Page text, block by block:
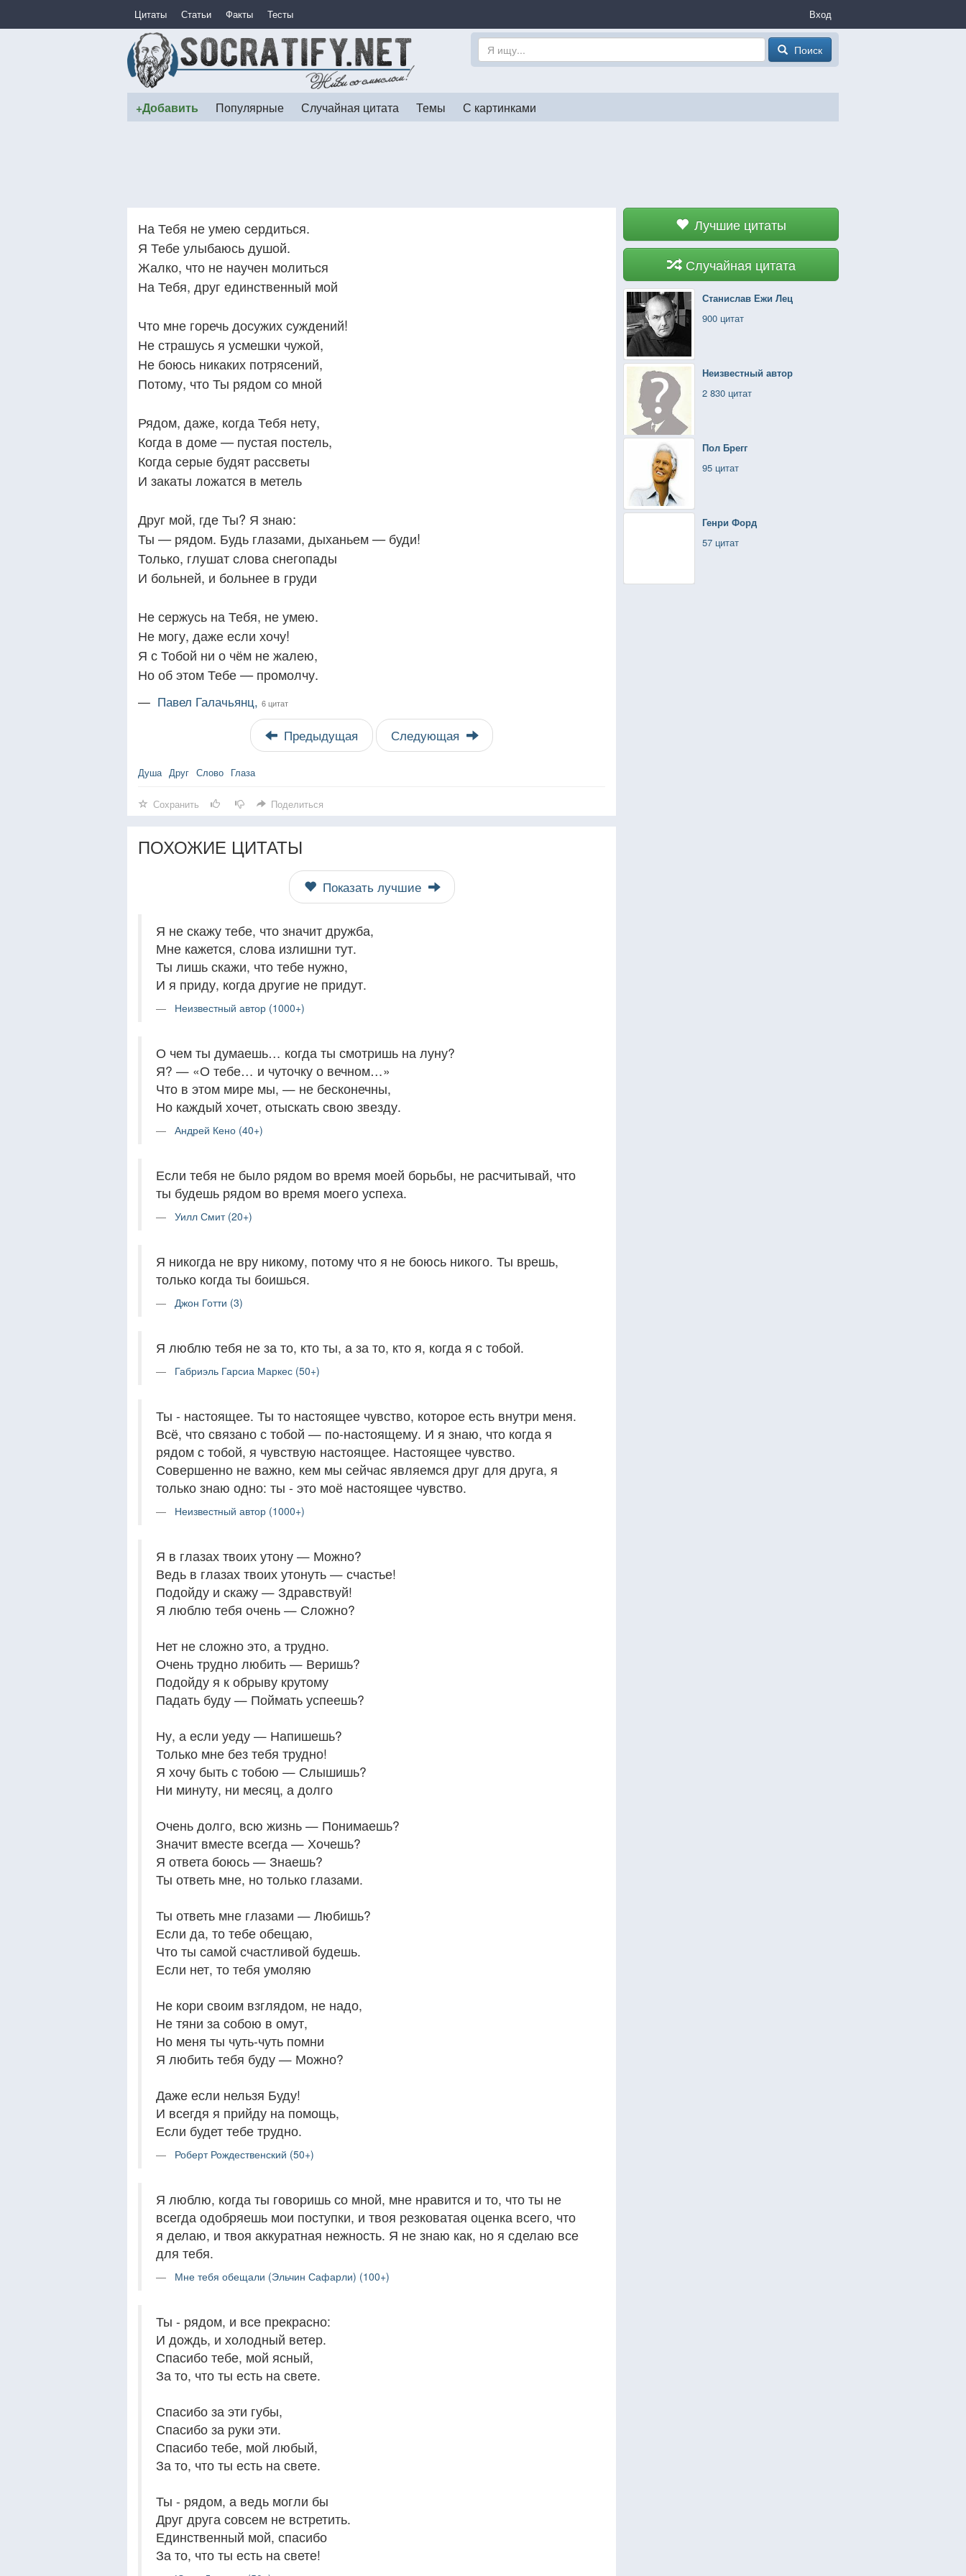
Цитаты Статьи Факты Тесты Вход
Поиск
+Добавить Популярные Случайная цитата Темы С картинками
Лучшие цитаты
Случайная цитата
Станислав Ежи Лец
900 цитат
Неизвестный автор
2 830 цитат
Пол Брегг
95 цитат
Генри Форд
57 цитат
На Тебя не умею сердиться.
Я Тебе улыбаюсь душой.
Жалко, что не научен молиться
На Тебя, друг единственный мой
Что мне горечь досужих суждений!
Не страшусь я усмешки чужой,
Не боюсь никаких потрясений,
Потому, что Ты рядом со мной
Рядом, даже, когда Тебя нету,
Когда в доме — пустая постель,
Когда серые будят рассветы
И закаты ложатся в метель
Друг мой, где Ты? Я знаю:
Ты — рядом. Будь глазами, дыханьем — буди!
Только, глушат слова снегопады
И больней, и больнее в груди
Не сержусь на Тебя, не умею.
Не могу, даже если хочу!
Я с Тобой ни о чём не жалею,
Но об этом Тебе — промолчу.
— Павел Галачьянц, 6 цитат
Предыдущая Следующая
Душа Друг Слово Глаза
Сохранить Поделиться
ПОХОЖИЕ ЦИТАТЫ
Показать лучшие
Я не скажу тебе, что значит дружба,
Мне кажется, слова излишни тут.
Ты лишь скажи, что тебе нужно,
И я приду, когда другие не придут.
Неизвестный автор (1000+)
О чем ты думаешь… когда ты смотришь на луну?
Я? — «О тебе… и чуточку о вечном…»
Что в этом мире мы, — не бесконечны,
Но каждый хочет, отыскать свою звезду.
Андрей Кено (40+)
Если тебя не было рядом во время моей борьбы, не расчитывай, что
ты будешь рядом во время моего успеха.
Уилл Смит (20+)
Я никогда не вру никому, потому что я не боюсь никого. Ты врешь,
только когда ты боишься.
Джон Готти (3)
Я люблю тебя не за то, кто ты, а за то, кто я, когда я с тобой.
Габриэль Гарсиа Маркес (50+)
Ты - настоящее. Ты то настоящее чувство, которое есть внутри меня.
Всё, что связано с тобой — по-настоящему. И я знаю, что когда я
рядом с тобой, я чувствую настоящее. Настоящее чувство.
Совершенно не важно, кем мы сейчас являемся друг для друга, я
только знаю одно: ты - это моё настоящее чувство.
Неизвестный автор (1000+)
Я в глазах твоих утону — Можно?
Ведь в глазах твоих утонуть — счастье!
Подойду и скажу — Здравствуй!
Я люблю тебя очень — Сложно?
Нет не сложно это, а трудно.
Очень трудно любить — Веришь?
Подойду я к обрыву крутому
Падать буду — Поймать успеешь?
Ну, а если уеду — Напишешь?
Только мне без тебя трудно!
Я хочу быть с тобою — Слышишь?
Ни минуту, ни месяц, а долго
Очень долго, всю жизнь — Понимаешь?
Значит вместе всегда — Хочешь?
Я ответа боюсь — Знаешь?
Ты ответь мне, но только глазами.
Ты ответь мне глазами — Любишь?
Если да, то тебе обещаю,
Что ты самой счастливой будешь.
Если нет, то тебя умоляю
Не кори своим взглядом, не надо,
Не тяни за собою в омут,
Но меня ты чуть-чуть помни
Я любить тебя буду — Можно?
Даже если нельзя Буду!
И всегдя я прийду на помощь,
Если будет тебе трудно.
Роберт Рождественский (50+)
Я люблю, когда ты говоришь со мной, мне нравится и то, что ты не
всегда одобряешь мои поступки, и твоя резковатая оценка всего, что
я делаю, и твоя аккуратная нежность. Я не знаю как, но я сделаю все
для тебя.
Мне тебя обещали (Эльчин Сафарли) (100+)
Ты - рядом, и все прекрасно:
И дождь, и холодный ветер.
Спасибо тебе, мой ясный,
За то, что ты есть на свете.
Спасибо за эти губы,
Спасибо за руки эти.
Спасибо тебе, мой любый,
За то, что ты есть на свете.
Ты - рядом, а ведь могли бы
Друг друга совсем не встретить.
Единственный мой, спасибо
За то, что ты есть на свете!